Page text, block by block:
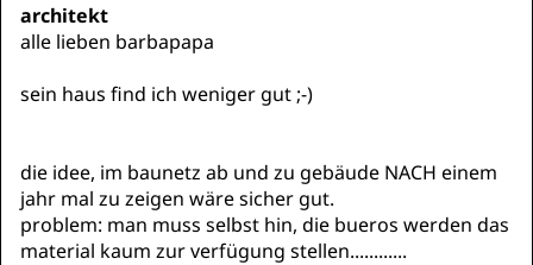
architekt
alle lieben barbapapa
sein haus find ich weniger gut ;-)
die idee, im baunetz ab und zu gebäude NACH einem
jahr mal zu zeigen wäre sicher gut.
problem: man muss selbst hin, die bueros werden das
material kaum zur verfügung stellen............